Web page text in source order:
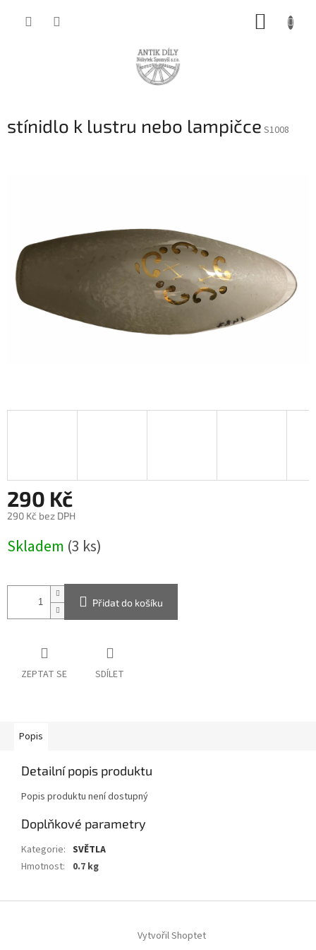
stínidlo k lustru nebo lampičce S1008
290 Kč
290 Kč bez DPH
cena:
Skladem (3 ks)
Přidat do košíku
ZEPTAT SE SDÍLET
Popis
Detailní popis produktu
Popis produktu není dostupný
Doplňkové parametry
Kategorie: SVĚTLA
Hmotnost: 0.7 kg
Vytvořil Shoptet